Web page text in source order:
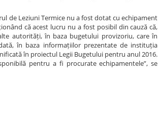
de Leziuni Termice nu a fost dotat cu echipament
că acest lucru nu a fost posibil din cauză că,
autorități, în baza bugetului provizoriu, care în
în baza informațiilor prezentate de instituția
în proiectul Legii Bugetului pentru anul 2016.
pentru a fi procurate echipamentele”, se